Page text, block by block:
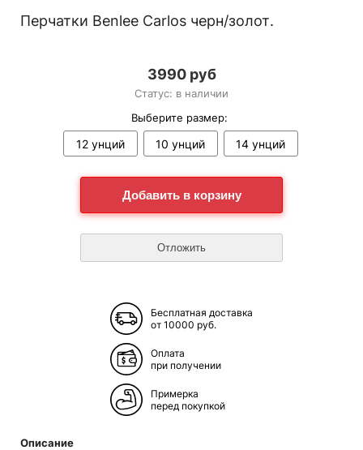
Перчатки Benlee Carlos черн/золот.
3990 руб
Статус: в наличии
Выберите размер:
12 унций 10 унций 14 унций
Бесплатная доставка
от 10000 руб.
Оплата
при получении
Примерка
перед покупкой
Описание